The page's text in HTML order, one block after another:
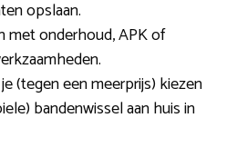
opslaan.
met onderhoud, APK of
(tegen een meerprijs) kiezen
bandenwissel aan huis in